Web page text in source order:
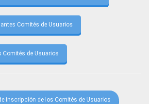
Comités de Usuarios
Comités de Usuarios
inscripción de los Comités de Usuarios